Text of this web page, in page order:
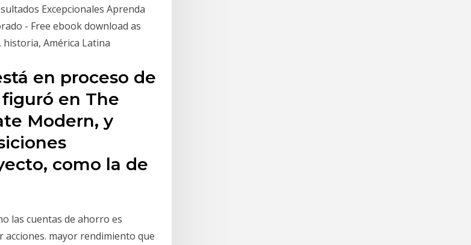
Excepcionales Aprenda
- Free ebook download as
historia, América Latina
en proceso de
en The
Modern, y
como la de
las cuentas de ahorro es
mayor rendimiento que